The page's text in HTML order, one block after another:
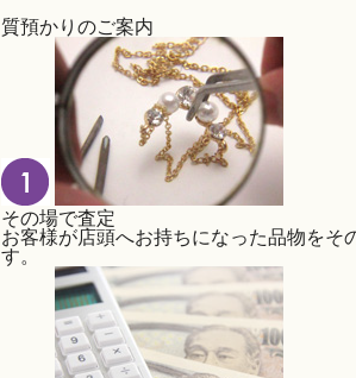
質預かりのご案内
その場で査定
お客様が店頭へお持ちになった品物を
す。